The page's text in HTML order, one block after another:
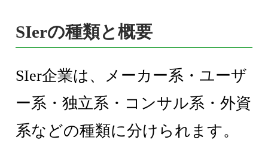
SIerの種類と概要
SIer企業は、メーカー系・ユーザ
ー系・独立系・コンサル系・外資
系などの種類に分けられます。